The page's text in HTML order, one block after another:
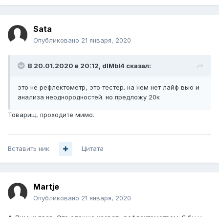
Sata
Опубликовано 21 января, 2020
В 20.01.2020 в 20:12, dIMbI4 сказал:
это не рефлектометр, это тестер. на нем нет лайф вью и
анализа неоднородностей. но предложу 20к
Товарищ, проходите мимо.
Вставить ник Цитата
Martje
Опубликовано 21 января, 2020